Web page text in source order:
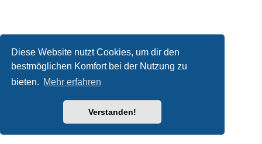
Diese Website nutzt Cookies, um dir den
bestmöglichen Komfort bei der Nutzung zu
bieten. Mehr erfahren
Verstanden!